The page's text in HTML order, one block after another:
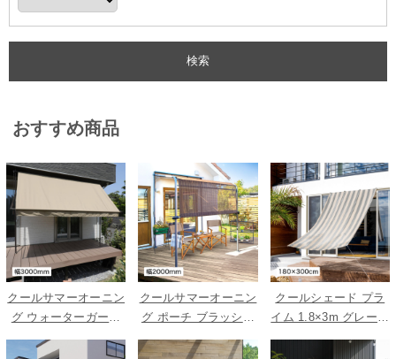
おすすめ商品
クールサマーオーニン
グ ウォーターガード
ベージュ 3000
クールサマーオーニン
グ ポーチ ブラッシュ
ウッド 2000
クールシェード プラ
イム 1.8×3m グレース
トライプ